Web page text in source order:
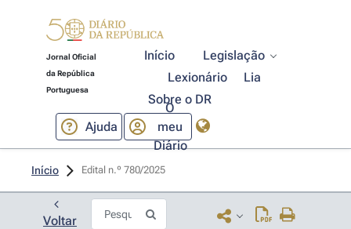
Jornal Oficial
da República
Portuguesa
Início
Legislação
Lexionário
Lia
Sobre o DR
Ajuda
O
meu
Diário
Início Edital n.º 780/2025
Voltar